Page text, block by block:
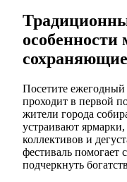
Посетите
проходит в первой
жители города
устраивают
коллективов и
фестиваль помогает
подчеркнуть